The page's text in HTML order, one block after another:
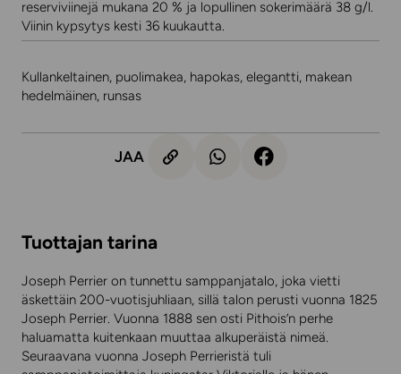
reserviviinejä mukana 20 % ja lopullinen sokerimäärä 38 g/l.
Viinin kypsytys kesti 36 kuukautta.
Kullankeltainen, puolimakea, hapokas, elegantti, makean
hedelmäinen, runsas
JAA
Tuottajan tarina
Joseph Perrier on tunnettu samppanjatalo, joka vietti
äskettäin 200-vuotisjuhliaan, sillä talon perusti vuonna 1825
Joseph Perrier. Vuonna 1888 sen osti Pithois’n perhe
haluamatta kuitenkaan muuttaa alkuperäistä nimeä.
Seuraavana vuonna Joseph Perrieristä tuli